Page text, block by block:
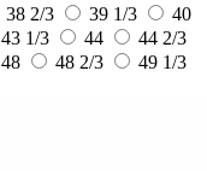
38 2/3 39 1/3
40
43 1/3 44
44 2/3
48 48 2/3
49 1/3